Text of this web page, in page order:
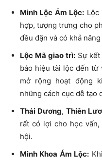
Minh Lộc Ám Lộc: Lộc
hợp, tượng trưng cho
đều đặn và có khả
Lộc Mã giao trì: Sự
báo hiệu tài lộc đến từ
mở rộng hoạt động
những cách cục dễ tạo
Thái Dương, Thiên
rất có lợi cho học
hội.
Minh Khoa Ám Lộc: Khi